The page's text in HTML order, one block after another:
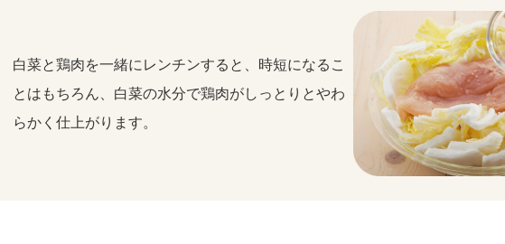
白菜と鶏肉を一緒にレンチンすると、時短になるこ
とはもちろん、白菜の水分で鶏肉がしっとりとやわ
らかく仕上がります。